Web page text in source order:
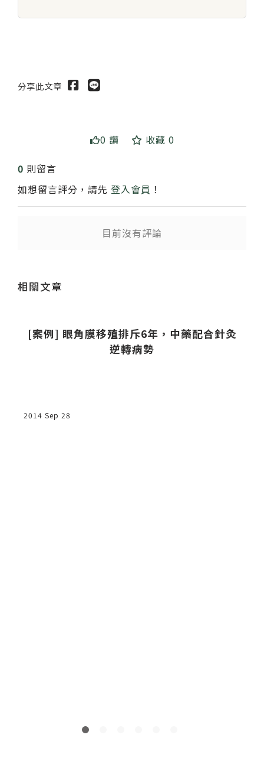
分享此文章
0 讚 收藏 0
0 則留言
如想留言評分，請先 登入會員 ！
目前沒有評論
相關文章
[案例] 眼角膜移殖排斥6年，中藥配合針灸
逆轉病勢
2014 Sep 28